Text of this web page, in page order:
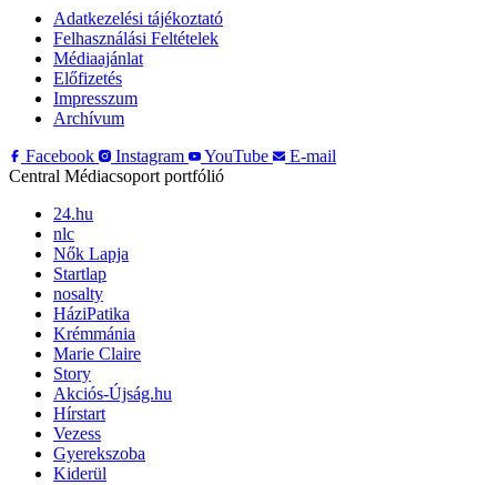
Adatkezelési tájékoztató
Felhasználási Feltételek
Médiaajánlat
Előfizetés
Impresszum
Archívum
Facebook
Instagram YouTube
E-mail
Central Médiacsoport portfólió
24.hu
nlc
Nők Lapja
Startlap
nosalty
HáziPatika
Krémmánia
Marie Claire
Story
Akciós-Újság.hu
Hírstart
Vezess
Gyerekszoba
Kiderül